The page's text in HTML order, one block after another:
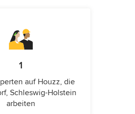
1
auf Houzz, die
Schleswig-Holstein
arbeiten